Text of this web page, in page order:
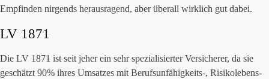
Empfinden nirgends herausragend, aber überall wirklich gut dabei.
LV 1871
Die LV 1871 ist seit jeher ein sehr spezialisierter Versicherer, da sie
geschätzt 90% ihres Umsatzes mit Berufsunfähigkeits-, Risikolebens-